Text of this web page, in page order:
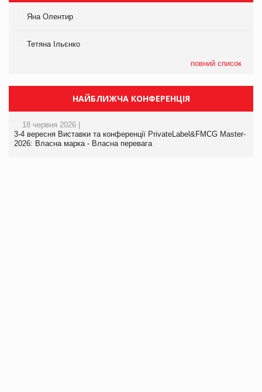
Яна Олентир
Тетяна Ільєнко
повний список
НАЙБЛИЖЧА КОНФЕРЕНЦІЯ
18 червня 2026 |
3-4 вересня Виставки та конференції PrivateLabel&FMCG Master-
2026: Власна марка - Власна перевага